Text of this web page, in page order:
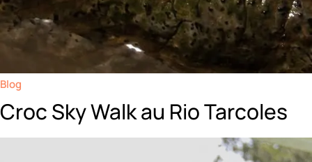
Blog
Croc Sky Walk au Rio Tarcoles